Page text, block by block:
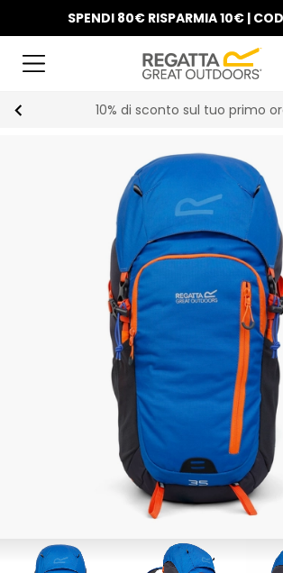
SPENDI 80€ RISPARMIA 10€ |
10% di sconto sul tuo primo